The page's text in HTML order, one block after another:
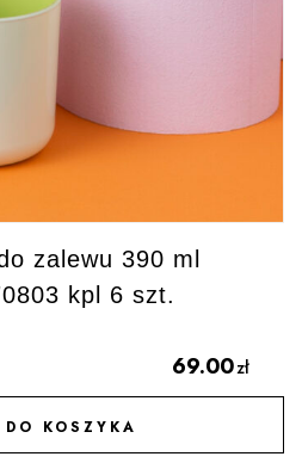
zalewu 390 ml
kpl 6 szt.
69.00zł
DO KOSZYKA
ULUBIONYCH